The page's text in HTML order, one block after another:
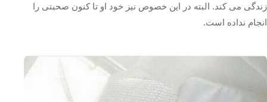
زندگی می کند. البته در این خصوص نیز خود او تا کنون صحبتی را
انجام نداده است.